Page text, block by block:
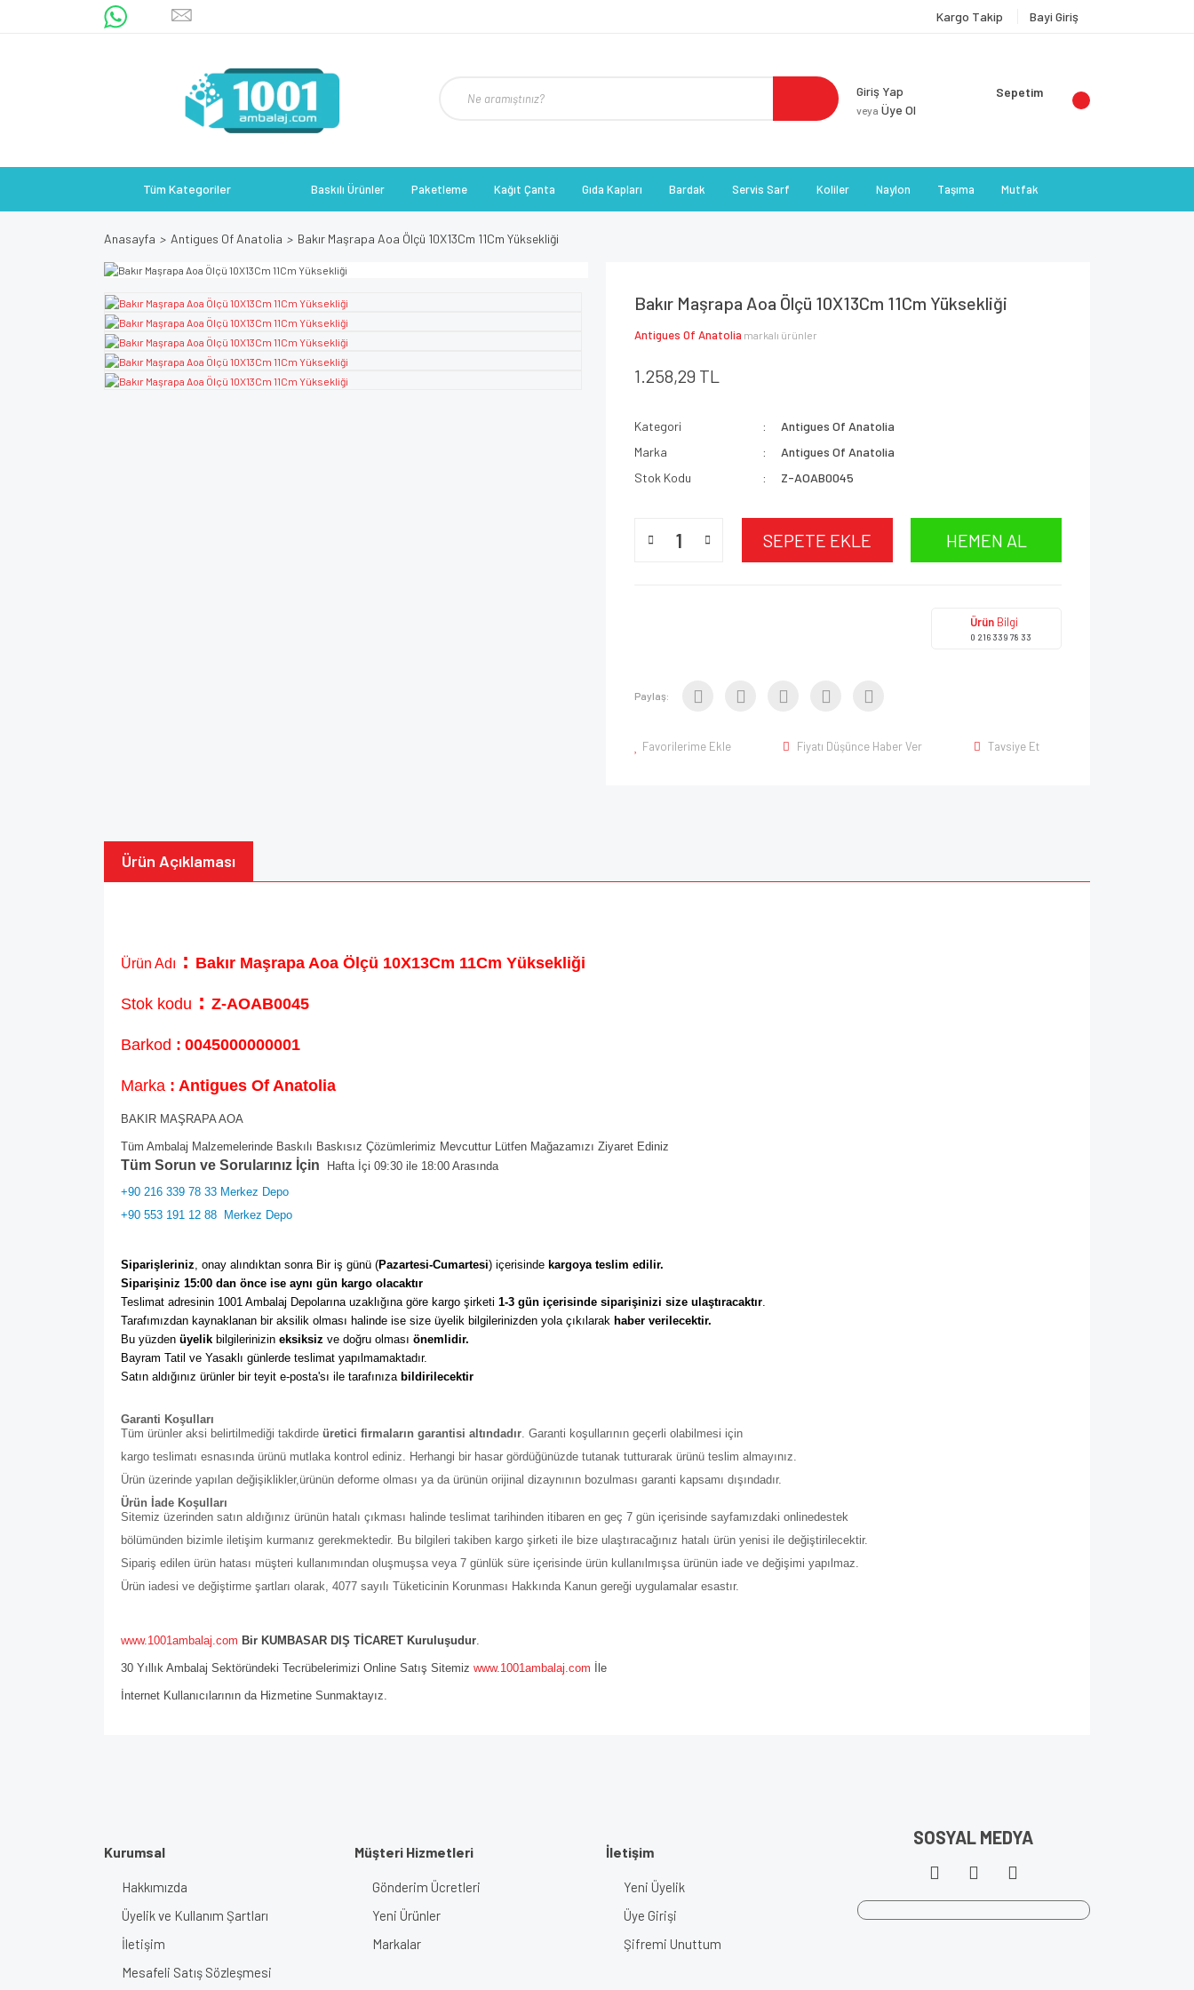
Kargo Takip Bayi Giriş
Giriş Yap
veya Üye Ol
Sepetim
Tüm Kategoriler Baskılı Ürünler Paketleme Kağıt Çanta Gıda Kapları Bardak Servis Sarf Koliler Naylon Taşıma Mutfak
Anasayfa Antigues Of Anatolia Bakır Maşrapa Aoa Ölçü 10X13Cm 11Cm Yüksekliği
Bakır Maşrapa Aoa Ölçü 10X13Cm 11Cm Yüksekliği
Antigues Of Anatolia markalı ürünler
1.258,29 TL
Kategori
Antigues Of Anatolia
Marka
Antigues Of Anatolia
Stok Kodu
Z-AOAB0045
SEPETE EKLE HEMEN AL
Ürün Bilgi
0 216 339 78 33
Paylaş:
Favorilerime Ekle Fiyatı Düşünce Haber Ver Tavsiye Et
Ürün Açıklaması
Ürün Adı : Bakır Maşrapa Aoa Ölçü 10X13Cm 11Cm Yüksekliği
Stok kodu : Z-AOAB0045
Barkod : 0045000000001
Marka : Antigues Of Anatolia
BAKIR MAŞRAPA AOA
Tüm Ambalaj Malzemelerinde Baskılı Baskısız Çözümlerimiz Mevcuttur Lütfen Mağazamızı Ziyaret Ediniz
Tüm Sorun ve Sorularınız İçin Hafta İçi 09:30 ile 18:00 Arasında
+90 216 339 78 33 Merkez Depo
+90 553 191 12 88 Merkez Depo
Siparişleriniz, onay alındıktan sonra Bir iş günü (Pazartesi-Cumartesi) içerisinde kargoya teslim edilir.
Siparişiniz 15:00 dan önce ise aynı gün kargo olacaktır
Teslimat adresinin 1001 Ambalaj Depolarına uzaklığına göre kargo şirketi 1-3 gün içerisinde siparişinizi size ulaştıracaktır.
Tarafımızdan kaynaklanan bir aksilik olması halinde ise size üyelik bilgilerinizden yola çıkılarak haber verilecektir.
Bu yüzden üyelik bilgilerinizin eksiksiz ve doğru olması önemlidir.
Bayram Tatil ve Yasaklı günlerde teslimat yapılmamaktadır.
Satın aldığınız ürünler bir teyit e-posta'sı ile tarafınıza bildirilecektir
Garanti Koşulları
Tüm ürünler aksi belirtilmediği takdirde üretici firmaların garantisi altındadır. Garanti koşullarının geçerli olabilmesi için
kargo teslimatı esnasında ürünü mutlaka kontrol ediniz. Herhangi bir hasar gördüğünüzde tutanak tutturarak ürünü teslim almayınız.
Ürün üzerinde yapılan değişiklikler,ürünün deforme olması ya da ürünün orijinal dizaynının bozulması garanti kapsamı dışındadır.
Ürün İade Koşulları
Sitemiz üzerinden satın aldığınız ürünün hatalı çıkması halinde teslimat tarihinden itibaren en geç 7 gün içerisinde sayfamızdaki onlinedestek
bölümünden bizimle iletişim kurmanız gerekmektedir. Bu bilgileri takiben kargo şirketi ile bize ulaştıracağınız hatalı ürün yenisi ile değiştirilecektir.
Sipariş edilen ürün hatası müşteri kullanımından oluşmuşsa veya 7 günlük süre içerisinde ürün kullanılmışsa ürünün iade ve değişimi yapılmaz.
Ürün iadesi ve değiştirme şartları olarak, 4077 sayılı Tüketicinin Korunması Hakkında Kanun gereği uygulamalar esastır.
www.1001ambalaj.com Bir KUMBASAR DIŞ TİCARET Kuruluşudur.
30 Yıllık Ambalaj Sektöründeki Tecrübelerimizi Online Satış Sitemiz www.1001ambalaj.com İle
İnternet Kullanıcılarının da Hizmetine Sunmaktayız.
Kurumsal
Hakkımızda
Üyelik ve Kullanım Şartları
İletişim
Mesafeli Satış Sözleşmesi
Müşteri Hizmetleri
Gönderim Ücretleri
Yeni Ürünler
Markalar
İletişim
Yeni Üyelik
Üye Girişi
Şifremi Unuttum
SOSYAL MEDYA